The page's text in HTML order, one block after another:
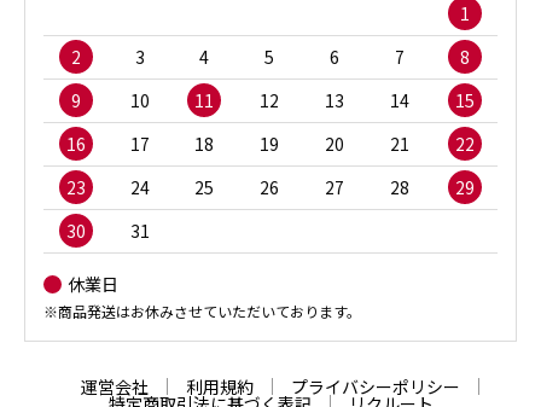
1
2
3 4 5 6 7
8
9
10 11 12 13 14
15
16
17 18 19 20 21
22
23
24 25 26 27 28
29
30
31
休業日
※商品発送はお休みさせていただいております。
運営会社 利用規約 プライバシーポリシー